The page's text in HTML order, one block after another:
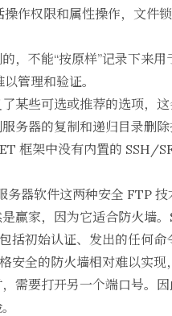
作权限和属性操作，文件锁
，不能“按原样”记录下来用
管理和验证。
某些可选或推荐的选项，
务器的复制和递归目录删除
框架中没有内置的 SSH/
务器软件这两种安全 FTP 技
赢家，因为它适合防火墙
括初始认证、发出的任何命
安全的防火墙相对难以实
需要打开另一个端口号。